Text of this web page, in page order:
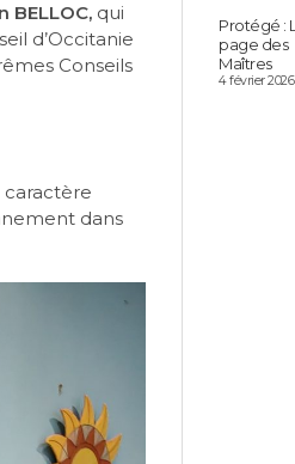
BELLOC, qui
d’Occitanie
Conseils
caractère
dans
Protégé :
page des
Maîtres
4 février 2026